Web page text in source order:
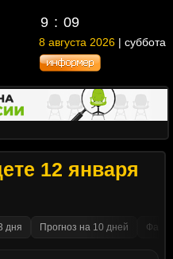
9 09
8 августа 2026 | суббота
12 января
дня Прогноз на 10 дней